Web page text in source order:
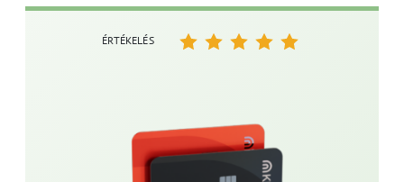
ÉRTÉKELÉS